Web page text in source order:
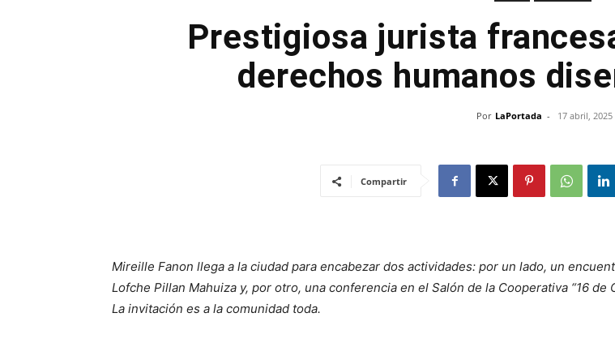
Prestigiosa jurista
derechos humanos
Por LaPortada - 17 abril, 2025
Compartir
Mireille Fanon llega a la ciudad para encabezar dos actividades: por un lado, un
Lofche Pillan Mahuiza y, por otro, una conferencia en el Salón de la Cooperativa “16 de
La invitación es a la comunidad toda.